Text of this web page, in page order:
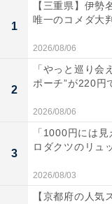
1
【三重県】伊勢
唯一のコメダ大
2026/08/06
2
「やっと巡り会
ポーチ”が220円
2026/08/06
3
「1000円には
ロダクツのリュ
2026/08/03
【京都府の人気